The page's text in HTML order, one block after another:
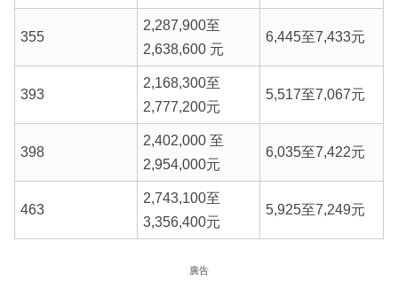
355
2,287,900至
2,638,600 元
6,445至7,433元
393
2,168,300至
2,777,200元
5,517至7,067元
398
2,402,000 至
2,954,000元
6,035至7,422元
463
2,743,100至
3,356,400元
5,925至7,249元
廣告